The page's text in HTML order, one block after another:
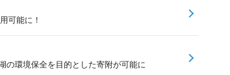
可能に！
の環境保全を目的とした寄附が可能に